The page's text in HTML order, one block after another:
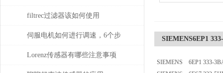
式
filtrec过滤器该如何使用
伺服电机如何进行调速，6个步
骤轻松解决！
Lorenz传感器有哪些注意事项
SIEMENS6EP1
SIEMENS 6EP1 333-